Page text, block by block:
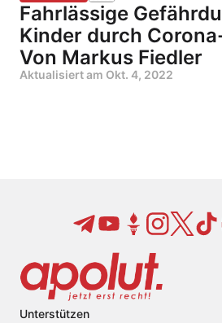
Fahrlässige
Kinder durch
Von Markus Fiedler
Aktualisiert am Okt. 4, 2022
Unterstützen